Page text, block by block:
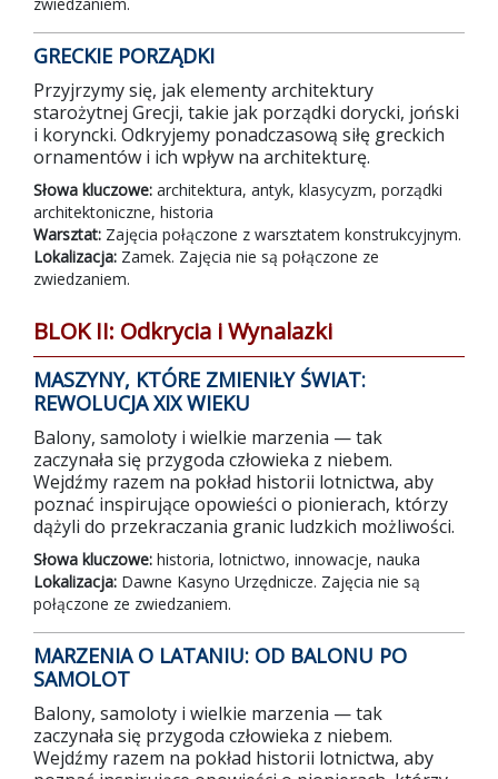
GRECKIE PORZĄDKI
Przyjrzymy się, jak elementy architektury
starożytnej Grecji, takie jak porządki dorycki, joński
i koryncki. Odkryjemy ponadczasową siłę greckich
ornamentów i ich wpływ na architekturę.
Słowa kluczowe: architektura, antyk, klasycyzm, porządki
architektoniczne, historia
Warsztat: Zajęcia połączone z warsztatem konstrukcyjnym.
Lokalizacja: Zamek. Zajęcia nie są połączone ze
zwiedzaniem.
BLOK II: Odkrycia i Wynalazki
MASZYNY, KTÓRE ZMIENIŁY ŚWIAT:
REWOLUCJA XIX WIEKU
Balony, samoloty i wielkie marzenia — tak
zaczynała się przygoda człowieka z niebem.
Wejdźmy razem na pokład historii lotnictwa, aby
poznać inspirujące opowieści o pionierach, którzy
dążyli do przekraczania granic ludzkich możliwości.
Słowa kluczowe: historia, lotnictwo, innowacje, nauka
Lokalizacja: Dawne Kasyno Urzędnicze. Zajęcia nie są
połączone ze zwiedzaniem.
MARZENIA O LATANIU: OD BALONU PO
SAMOLOT
Balony, samoloty i wielkie marzenia — tak
zaczynała się przygoda człowieka z niebem.
Wejdźmy razem na pokład historii lotnictwa, aby